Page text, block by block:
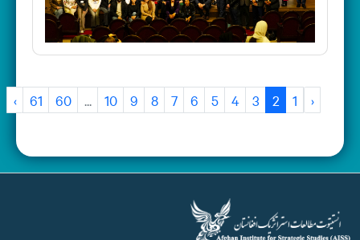
‹
1
2
3
4
5
6
7
8
9
10
60
61
›